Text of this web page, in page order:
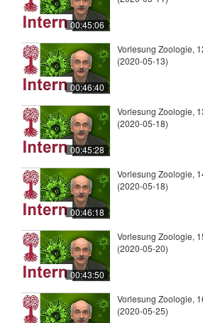
00:45:06
00:46:40
Vorlesung Zoologie,
(2020-05-13)
00:45:28
Vorlesung Zoologie,
(2020-05-18)
00:46:18
Vorlesung Zoologie,
(2020-05-18)
00:43:50
Vorlesung Zoologie,
(2020-05-20)
Vorlesung Zoologie,
(2020-05-25)